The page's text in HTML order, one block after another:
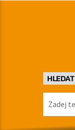
HLEDAT